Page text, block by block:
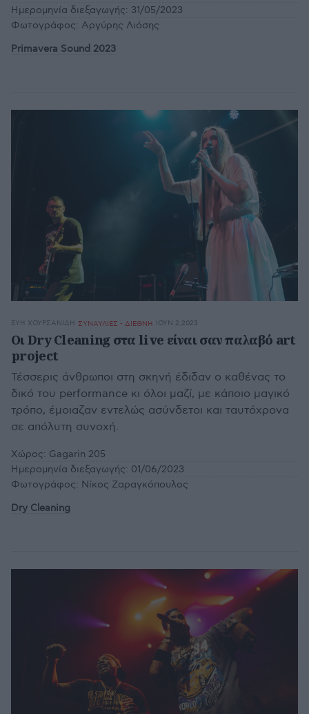
Ημερομηνία διεξαγωγής: 31/05/2023
Φωτογράφος: Αργύρης Λιόσης
Primavera Sound 2023
ΕΎΗ ΧΟΥΡΣΑΝΊΔΗ ΣΥΝΑΥΛΙΕΣ - ΔΙΕΘΝΗ ΙΟΥΝ 2,2023
Οι Dry Cleaning στα live είναι σαν παλαβό art
project
Τέσσερις άνθρωποι στη σκηνή έδιδαν ο καθένας το
δικό του performance κι όλοι μαζί, με κάποιο μαγικό
τρόπο, έμοιαζαν εντελώς ασύνδετοι και ταυτόχρονα
σε απόλυτη συνοχή.
Χώρος: Gagarin 205
Ημερομηνία διεξαγωγής: 01/06/2023
Φωτογράφος: Νίκος Ζαραγκόπουλος
Dry Cleaning